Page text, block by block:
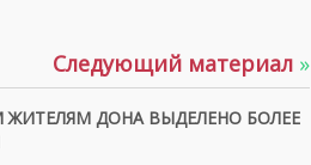
Следующий материал »
ДОНА ВЫДЕЛЕНО БОЛЕЕ